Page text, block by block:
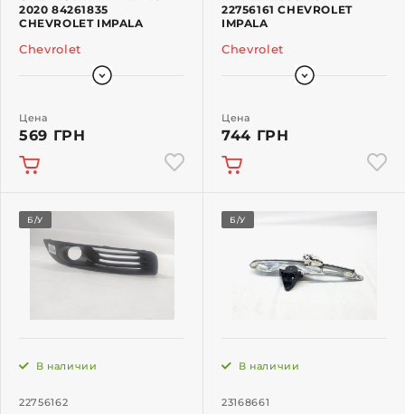
2020 84261835
CHEVROLET IMPALA
Chevrolet
Цена
569 ГРН
22756161 CHEVROLET
IMPALA
Chevrolet
Цена
744 ГРН
Б/У
22756162
В наличии
Б/У
23168661
В наличии